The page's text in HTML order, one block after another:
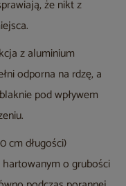
że nikt z
z aluminium
odporna na rdzę, a
pod wpływem
cm długości)
o grubości